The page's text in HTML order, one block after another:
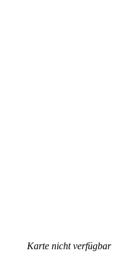
Karte nicht verfügbar